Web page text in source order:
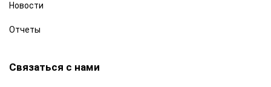
Новости
Отчеты
Связаться с нами